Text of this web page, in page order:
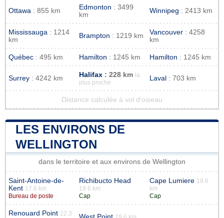
Ottawa : 855 km Edmonton : 3499
km
Winnipeg : 2413 km
Mississauga : 1214
km
Brampton : 1219 km Vancouver : 4258
km
Québec : 495 km Hamilton : 1245 km Hamilton : 1245 km
Surrey : 4242 km Halifax : 228 km
la
plus proche
Laval : 703 km
Distance calculée à vol d'oiseau
LES ENVIRONS DE
WELLINGTON
dans le territoire et aux environs de Wellington
Saint-Antoine-de-
Kent 17.6 km
Bureau de poste
Richibucto Head
19.6 km
Cap
Cape Lumiere 19.6
km
Cap
Renouard Point 22.3
29.6 km